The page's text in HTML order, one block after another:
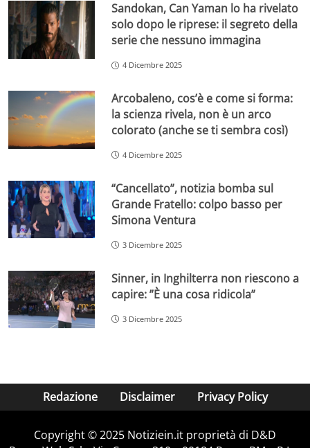
Sandokan, Can Yaman lo ha rivelato
solo dopo le riprese: il segreto della
serie che nessuno immagina
4 Dicembre 2025
Arcobaleno, cos’è e come si forma:
la scienza rivela, non è un arco
colorato (anche se ti sembra così)
4 Dicembre 2025
“Cancellato”, notizia bomba sul
Grande Fratello: colpo basso per
Simona Ventura
3 Dicembre 2025
Sinner, in Inghilterra non riescono a
capire: ”È una cosa ridicola”
3 Dicembre 2025
Redazione Disclaimer Privacy Policy
Copyright © 2025 Notiziein.it proprietà di D&D